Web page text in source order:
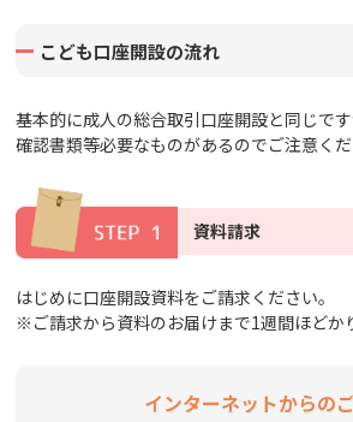
こども口座開設の流れ
基本的に成人の総合取引口座開設と同じで
確認書類等必要なものがあるのでご注意くだ
資料請求
はじめに口座開設資料をご請求ください。
※ご請求から資料のお届けまで1週間ほどか
インターネットからの